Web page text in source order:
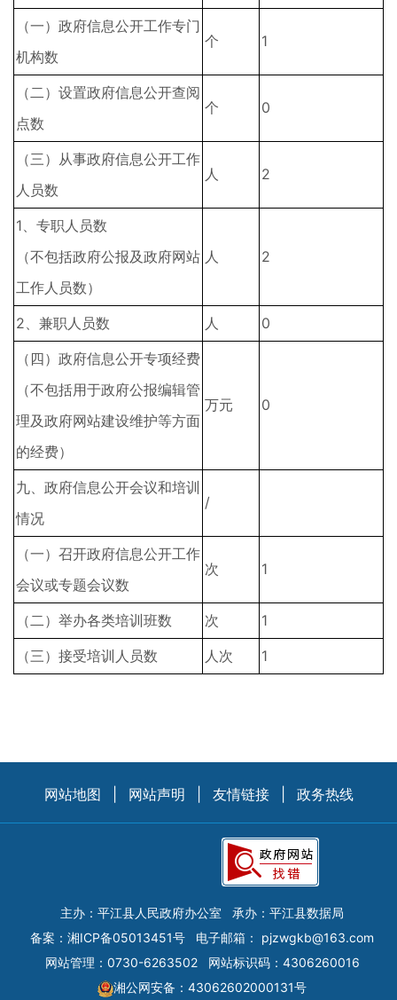
（一）政府信息公开工作专门
机构数
个 1
（二）设置政府信息公开查阅
点数
个 0
（三）从事政府信息公开工作
人员数
人 2
1、专职人员数
（不包括政府公报及政府网站
工作人员数）
人 2
2、兼职人员数 人
0
（四）政府信息公开专项经费
（不包括用于政府公报编辑管
理及政府网站建设维护等方面
的经费）
万元 0
九、政府信息公开会议和培训
情况
/
（一）召开政府信息公开工作
会议或专题会议数
次 1
（二）举办各类培训班数 次
1
（三）接受培训人员数
人次 1
网站地图 网站声明 友情链接 政务热线
主办：平江县人民政府办公室
承办：平江县数据局
备案： 湘ICP备05013451号 电子邮箱： pjzwgkb@163.com
网站管理：0730-6263502
网站标识码：4306260016
湘公网安备：43062602000131号